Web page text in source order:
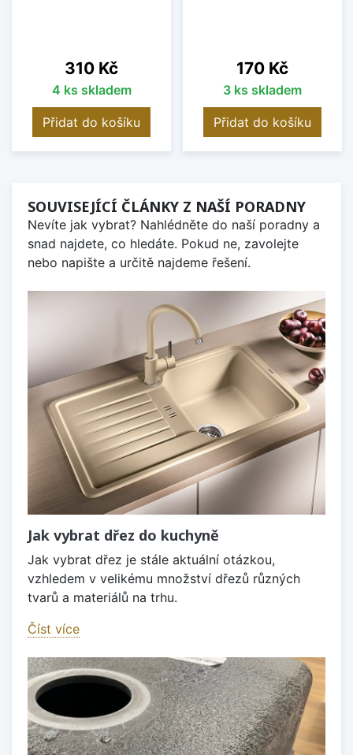
Cena
310 Kč
4 ks skladem
Přidat do košíku
Cena
170 Kč
3 ks skladem
Přidat do košíku
SOUVISEJÍCÍ ČLÁNKY Z NAŠÍ PORADNY
Nevíte jak vybrat? Nahlédněte do naší poradny a
snad najdete, co hledáte. Pokud ne, zavolejte
nebo napište a určitě najdeme řešení.
Jak vybrat dřez do kuchyně
Jak vybrat dřez je stále aktuální otázkou,
vzhledem v velikému množství dřezů různých
tvarů a materiálů na trhu.
Číst více